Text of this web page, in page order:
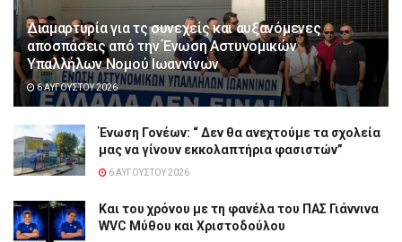
Διαμαρτυρία για τς συνεχείς και αυξανόμενες
αποσπάσεις από την Ένωση Αστυνομικών
Υπαλλήλων Νομού Ιωαννίνων
6 ΑΥΓΟΎΣΤΟΥ 2026
Ένωση Γονέων: “ Δεν θα ανεχτούμε τα σχολεία
μας να γίνουν εκκολαπτήρια φασιστών”
6 ΑΥΓΟΎΣΤΟΥ 2026
Και του χρόνου με τη φανέλα του ΠΑΣ Γιάννινα
WVC Μύθου και Χριστοδούλου